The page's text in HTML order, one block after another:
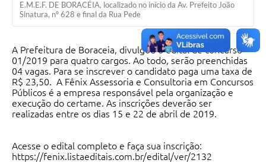
Prefeito por um dia
Telefones Úteis
Transparência
Atendimento Médico
Sic
E.M.E.F. DE BORACÉIA, localizado no início da Av. Prefeito João
Sinatura, nº 628 e final da Rua Pede
A Prefeitura de Boraceia, divulgou o edital de concurso
01/2019 para quatro cargos. Ao todo, serão preenchidas
04 vagas. Para se inscrever o candidato paga uma taxa de
R$ 23,50. A Fênix Assessoria e Consultoria em Concursos
Públicos é a empresa responsável pela organização e
execução do certame. As inscrições deverão ser
realizadas entre os dias 15 e 22 de abril de 2019.
Acesse o edital completo e faça sua inscrição:
https://fenix.listaeditais.com.br/edital/ver/2132